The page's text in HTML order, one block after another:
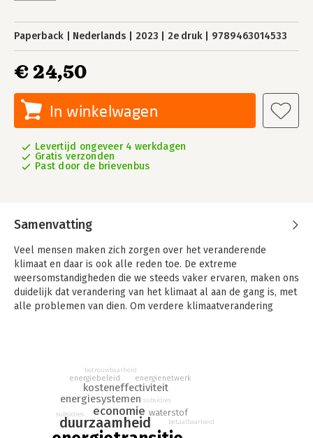
Paperback Nederlands 2023 2e druk 9789463014533
€ 24,50
In winkelwagen
Levertijd ongeveer 4 werkdagen
Gratis verzonden
Past door de brievenbus
Samenvatting
Veel mensen maken zich zorgen over het veranderende
klimaat en daar is ook alle reden toe. De extreme
weersomstandigheden die we steeds vaker ervaren, maken ons
duidelijk dat verandering van het klimaat al aan de gang is, met
alle problemen van dien. Om verdere klimaatverandering
de energietransitie.
Niet elke maatregel is echter even effectief. Om te weten wat
het meeste effect heeft en wat het minst duur is, kan een
economische kijk op energietransitie helpen. Dit boek neemt
duurzaamheid
economie
energiesystemen
kosteneffectiviteit
waterstof
energiebeleid
subsidies
betrouwbaarheid
energienetwerk
betaalbaarheid
subsidies